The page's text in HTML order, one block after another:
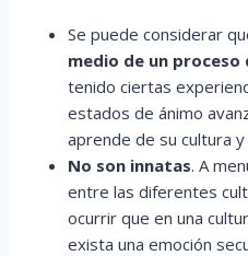
Se puede considerar
medio de un proceso
tenido ciertas
estados de ánimo
aprende de su cultura
No son innatas. A
entre las diferentes
ocurrir que en una
exista una emoción